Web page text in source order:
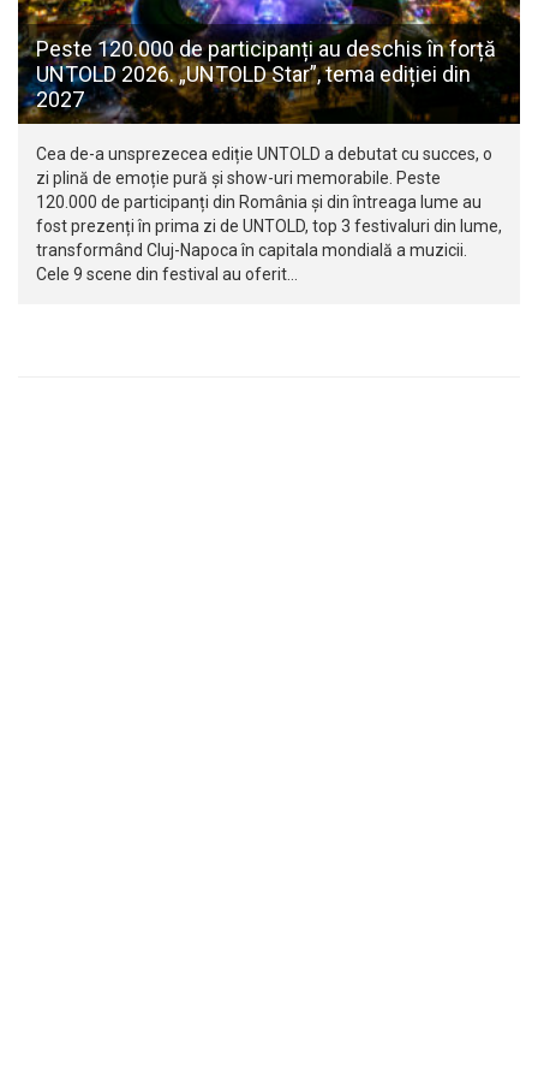
Peste 120.000 de participanți au deschis în forță
UNTOLD 2026. „UNTOLD Star”, tema ediției din
2027
Cea de-a unsprezecea ediție UNTOLD a debutat cu succes, o
zi plină de emoție pură și show-uri memorabile. Peste
120.000 de participanți din România și din întreaga lume au
fost prezenți în prima zi de UNTOLD, top 3 festivaluri din lume,
transformând Cluj-Napoca în capitala mondială a muzicii.
Cele 9 scene din festival au oferit…